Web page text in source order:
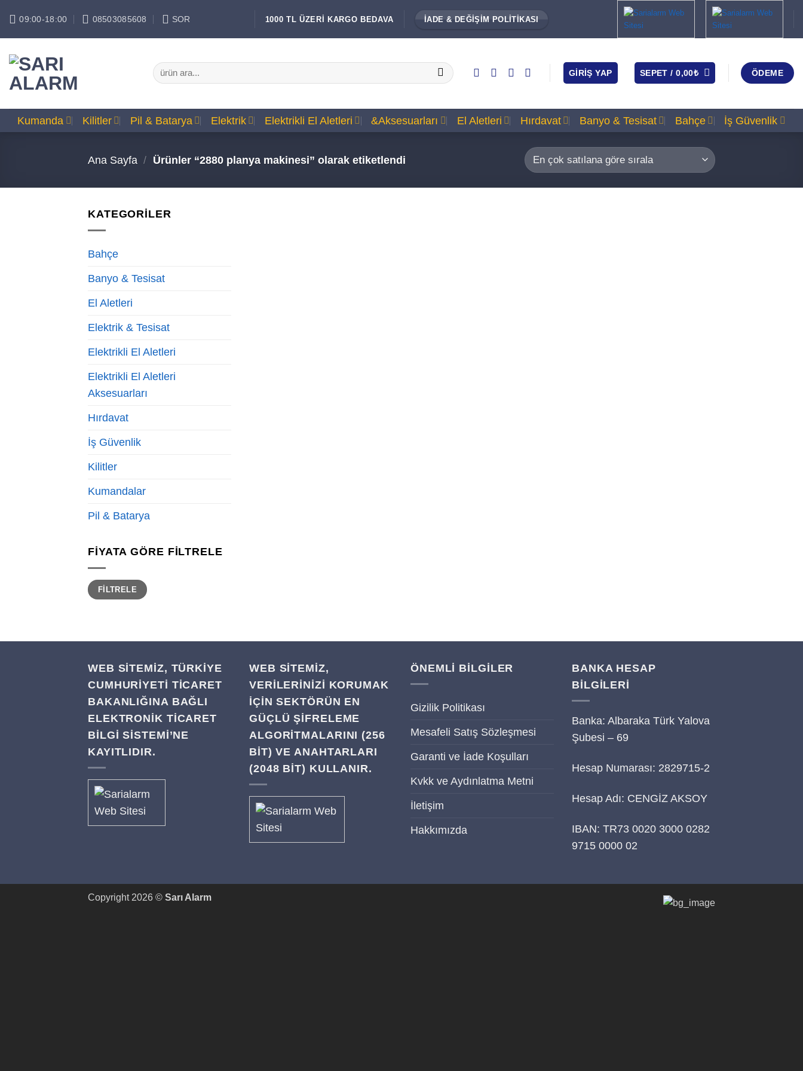
atla 09:00-18:00 08503085608 SOR 1000 TL ÜZERİ KARGO BEDAVA İADE & DEĞİŞİM POLİTİKASI
Ara:
GIRIŞ YAP SEPET /0,00₺ ÖDEME
Kumanda Kilitler Pil & Batarya Elektrik Elektrikli El Aletleri &Aksesuarları El Aletleri Hırdavat Banyo & Tesisat Bahçe İş Güvenlik
Ana Sayfa / Ürünler “2880 planya makinesi” olarak etiketlendi
KATEGORİLER
Bahçe
Banyo & Tesisat
El Aletleri
Elektrik & Tesisat
Elektrikli El Aletleri
Elektrikli El Aletleri
Aksesuarları
Hırdavat
İş Güvenlik
Kilitler
Kumandalar
Pil & Batarya
FIYATA GÖRE FILTRELE
En
düşük
fiyat
En
yüksek
fiyat
FILTRELE
WEB SİTEMİZ, TÜRKİYE
CUMHURİYETİ TİCARET
BAKANLIĞINA BAĞLI
ELEKTRONİK TİCARET
BİLGİ SİSTEMİ’NE
KAYITLIDIR.
WEB SITEMIZ,
VERILERINIZI KORUMAK
IÇIN SEKTÖRÜN EN
GÜÇLÜ ŞIFRELEME
ALGORITMALARINI (256
BIT) VE ANAHTARLARI
(2048 BIT) KULLANIR.
ÖNEMLİ BİLGİLER
Gizilik Politikası
Mesafeli Satış Sözleşmesi
Garanti ve İade Koşulları
Kvkk ve Aydınlatma Metni
İletişim
Hakkımızda
BANKA HESAP
BİLGİLERİ
Banka: Albaraka Türk Yalova
Şubesi – 69
Hesap Numarası: 2829715-2
Hesap Adı: CENGİZ AKSOY
IBAN: TR73 0020 3000 0282
9715 0000 02
Copyright 2026 © Sarı Alarm